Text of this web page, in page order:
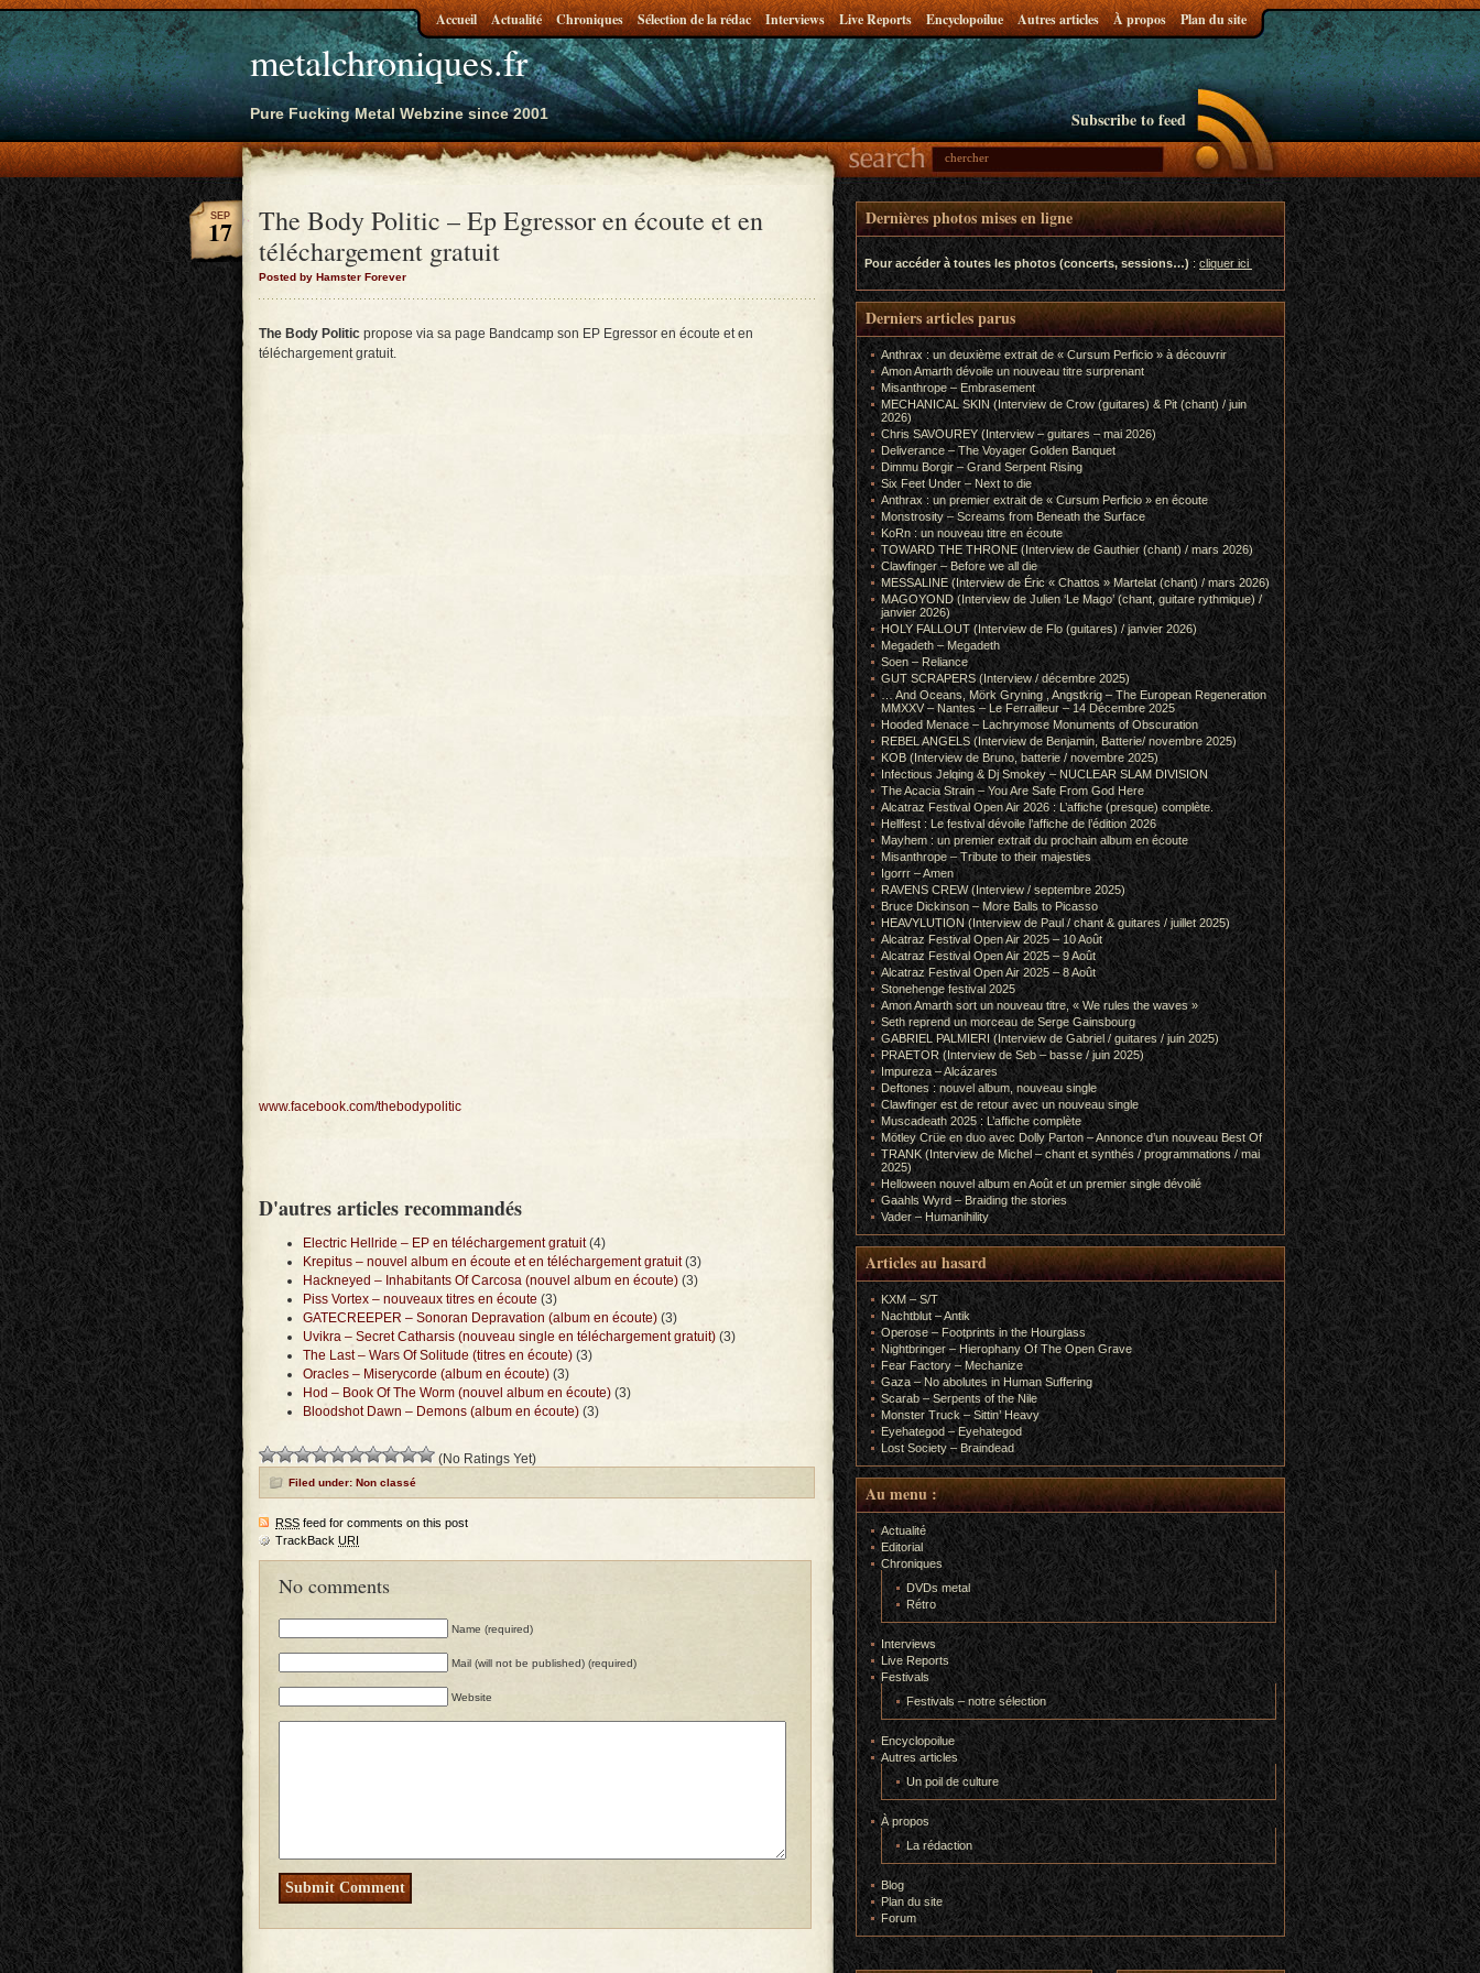
metalchroniques.fr
Pure Fucking Metal Webzine since 2001
Accueil Actualité Chroniques Sélection de la rédac Interviews Live Reports Encyclopoilue Autres articles À propos Plan du site
Subscribe to feed
The Body Politic – Ep Egressor en écoute et en
téléchargement gratuit
Posted by Hamster Forever
SEP
17
The Body Politic propose via sa page Bandcamp son EP Egressor en écoute et en
téléchargement gratuit.
www.facebook.com/thebodypolitic
D'autres articles recommandés
Electric Hellride – EP en téléchargement gratuit(4)
Krepitus – nouvel album en écoute et en téléchargement gratuit(3)
Hackneyed – Inhabitants Of Carcosa (nouvel album en écoute) (3)
Piss Vortex – nouveaux titres en écoute (3)
GATECREEPER – Sonoran Depravation (album en écoute) (3)
Uvikra – Secret Catharsis (nouveau single en téléchargement gratuit) (3)
The Last – Wars Of Solitude (titres en écoute) (3)
Oracles – Miserycorde (album en écoute) (3)
Hod – Book Of The Worm (nouvel album en écoute) (3)
Bloodshot Dawn – Demons (album en écoute) (3)
(No Ratings Yet)
Filed under: Non classé
RSS feed for comments on this post
TrackBack URI
No comments
Name (required)
Mail (will not be published) (required)
Website
Dernières photos mises en ligne
Pour accéder à toutes les photos (concerts, sessions…):cliquer ici
Derniers articles parus
Anthrax : un deuxième extrait de « Cursum Perficio » à découvrir
Amon Amarth dévoile un nouveau titre surprenant
Misanthrope – Embrasement
MECHANICAL SKIN (Interview de Crow (guitares) & Pit (chant) / juin
2026)
Chris SAVOUREY (Interview – guitares – mai 2026)
Deliverance – The Voyager Golden Banquet
Dimmu Borgir – Grand Serpent Rising
Six Feet Under – Next to die
Anthrax : un premier extrait de « Cursum Perficio » en écoute
Monstrosity – Screams from Beneath the Surface
KoRn : un nouveau titre en écoute
TOWARD THE THRONE (Interview de Gauthier (chant) / mars 2026)
Clawfinger – Before we all die
MESSALINE (Interview de Éric « Chattos » Martelat (chant) / mars 2026)
MAGOYOND (Interview de Julien ‘Le Mago’ (chant, guitare rythmique) /
janvier 2026)
HOLY FALLOUT (Interview de Flo (guitares) / janvier 2026)
Megadeth – Megadeth
Soen – Reliance
GUT SCRAPERS (Interview / décembre 2025)
… And Oceans, Mörk Gryning , Angstkrig – The European Regeneration
MMXXV – Nantes – Le Ferrailleur – 14 Décembre 2025
Hooded Menace – Lachrymose Monuments of Obscuration
REBEL ANGELS (Interview de Benjamin, Batterie/ novembre 2025)
KOB (Interview de Bruno, batterie / novembre 2025)
Infectious Jelqing & Dj Smokey – NUCLEAR SLAM DIVISION
The Acacia Strain – You Are Safe From God Here
Alcatraz Festival Open Air 2026 : L’affiche (presque) complète.
Hellfest : Le festival dévoile l’affiche de l’édition 2026
Mayhem : un premier extrait du prochain album en écoute
Misanthrope – Tribute to their majesties
Igorrr – Amen
RAVENS CREW (Interview / septembre 2025)
Bruce Dickinson – More Balls to Picasso
HEAVYLUTION (Interview de Paul / chant & guitares / juillet 2025)
Alcatraz Festival Open Air 2025 – 10 Août
Alcatraz Festival Open Air 2025 – 9 Août
Alcatraz Festival Open Air 2025 – 8 Août
Stonehenge festival 2025
Amon Amarth sort un nouveau titre, « We rules the waves »
Seth reprend un morceau de Serge Gainsbourg
GABRIEL PALMIERI (Interview de Gabriel / guitares / juin 2025)
PRAETOR (Interview de Seb – basse / juin 2025)
Impureza – Alcázares
Deftones : nouvel album, nouveau single
Clawfinger est de retour avec un nouveau single
Muscadeath 2025 : L’affiche complète
Mötley Crüe en duo avec Dolly Parton – Annonce d’un nouveau Best Of
TRANK (Interview de Michel – chant et synthés / programmations / mai
2025)
Helloween nouvel album en Août et un premier single dévoilé
Gaahls Wyrd – Braiding the stories
Vader – Humanihility
Articles au hasard
KXM – S/T
Nachtblut – Antik
Operose – Footprints in the Hourglass
Nightbringer – Hierophany Of The Open Grave
Fear Factory – Mechanize
Gaza – No abolutes in Human Suffering
Scarab – Serpents of the Nile
Monster Truck – Sittin’ Heavy
Eyehategod – Eyehategod
Lost Society – Braindead
Au menu :
Actualité
Editorial
Chroniques
DVDs metal
Rétro
Interviews
Live Reports
Festivals
Festivals – notre sélection
Encyclopoilue
Autres articles
Un poil de culture
À propos
La rédaction
Blog
Plan du site
Forum